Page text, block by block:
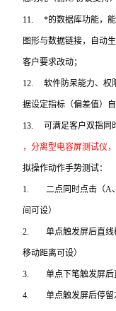
11.*的数据库功能，
图形与数据链接，自动
客户要求改动；
12.软件防呆能力、权
据设定指标（偏差值）自
13. 可满足客户双指同
，分离型电容屏测试仪
拟操作动作手势测试：
1.二点同时点击（A
间可设）
2.单点触发屏后直线
移动距离可设）
3.单点下笔触发屏后
4.单点触发屏后停留